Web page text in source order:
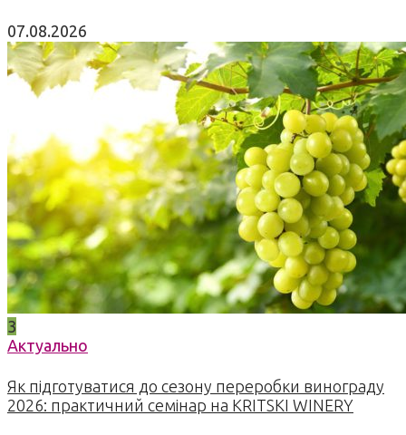
07.08.2026
3
Актуально
Як підготуватися до сезону переробки винограду
2026: практичний семінар на KRITSKI WINERY